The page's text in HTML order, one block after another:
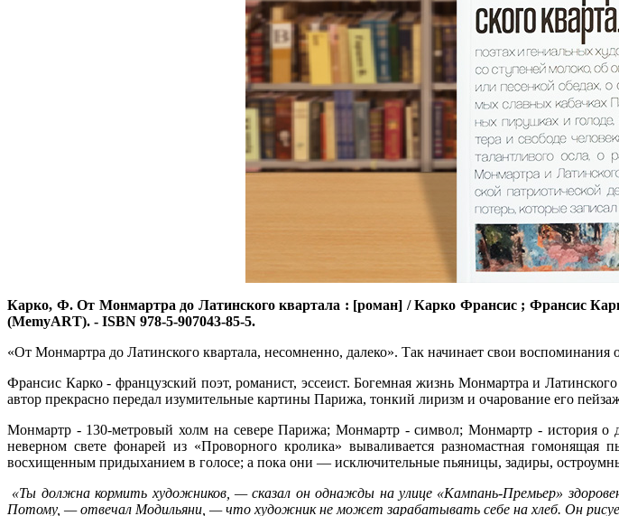
Карко, Ф.От Монмартра до Латинского квартала : [роман] / Карко Франсис ; Франсис
(MemyАRТ). - ISBN 978-5-907043-85-5.
«От Монмартра до Латинского квартала, несомненно, далеко». Так начинает свои
Франсис Карко - французский поэт, романист, эссеист. Богемная жизнь Монмартра и
автор прекрасно передал изумительные картины Парижа, тонкий лиризм и очарование его
Монмартр - 130-метровый холм на севере Парижа; Монмартр - символ; Монмартр - история о
неверном свете фонарей из «Проворного кролика» вываливается разномастная
восхищенным придыханием в голосе; а пока они — исключительные пьяницы, задиры,
«Ты должна кормить художников, — сказал он однажды на улице «Кампань-Премьер»
Потому, — отвечал Модильяни, — что художник не может зарабатывать себе на хлеб. Он